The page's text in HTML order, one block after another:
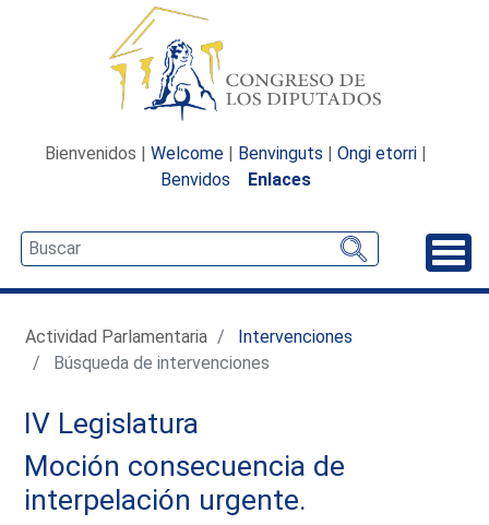
Bienvenidos | Welcome | Benvinguts | Ongi etorri |
Benvidos
Enlaces
Actividad Parlamentaria
Intervenciones
Búsqueda de intervenciones
IV Legislatura
Moción consecuencia de
interpelación urgente.